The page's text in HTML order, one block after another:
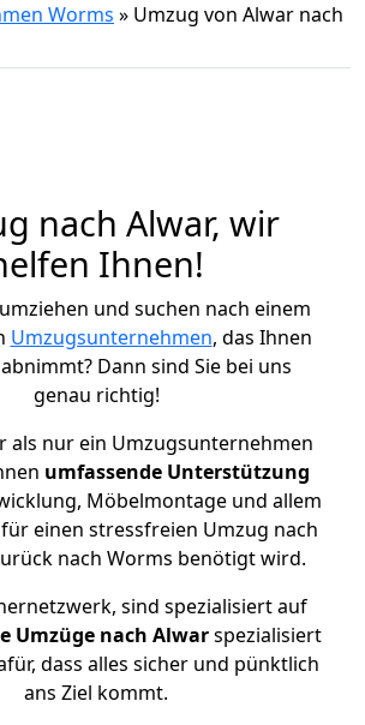
Worms » Umzug von Alwar nach
nach Alwar, wir
Ihnen!
und suchen nach einem
Umzugsunternehmen, das Ihnen
Dann sind Sie bei uns
genau richtig!
als nur ein Umzugsunternehmen
umfassende Unterstützung
Möbelmontage und allem
einen stressfreien Umzug nach
nach Worms benötigt wird.
sind spezialisiert auf
Umzüge nach Alwarspezialisiert
dass alles sicher und pünktlich
ans Ziel kommt.